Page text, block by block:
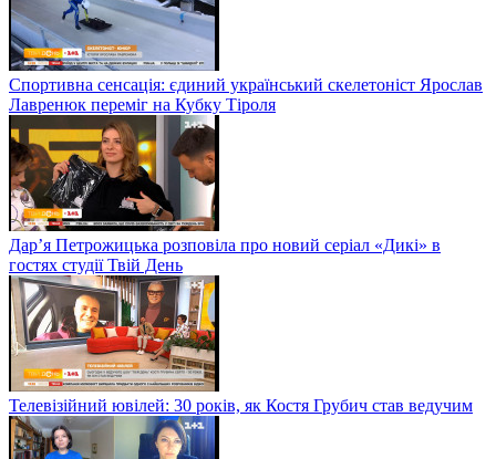
Спортивна сенсація: єдиний український скелетоніст Ярослав
Лавренюк переміг на Кубку Тіроля
Дар’я Петрожицька розповіла про новий серіал «Дикі» в
гостях студії Твій День
Телевізійний ювілей: 30 років, як Костя Грубич став ведучим